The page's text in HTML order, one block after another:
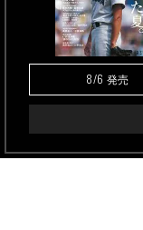
8/6 発売